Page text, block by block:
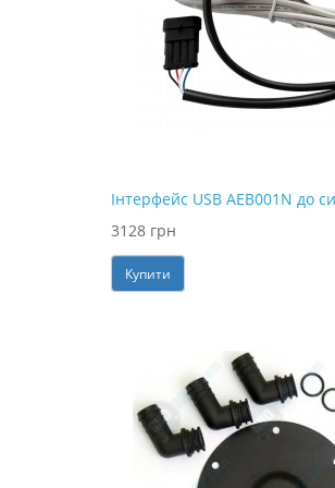
Інтерфейс USB AEB001N до
3128 грн
Купити